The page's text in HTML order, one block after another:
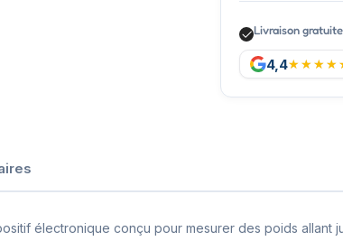
Livraison
4,4
électronique conçu pour mesurer des poids